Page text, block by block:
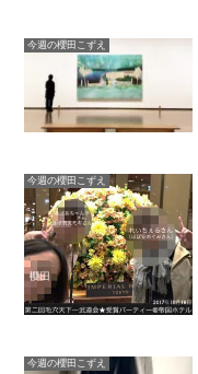
今週の櫻田こずえ
今週の櫻田こずえ
今週の櫻田こずえ